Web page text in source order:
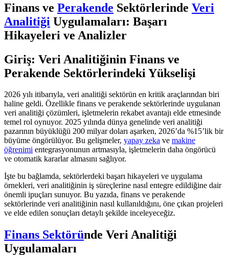
Finans ve Perakende Sektörlerinde Veri
Analitiği Uygulamaları: Başarı
Hikayeleri ve Analizler
Giriş: Veri Analitiğinin Finans ve
Perakende Sektörlerindeki Yükselişi
2026 yılı itibarıyla, veri analitiği sektörün en kritik araçlarından biri
haline geldi. Özellikle finans ve perakende sektörlerinde uygulanan
veri analitiği çözümleri, işletmelerin rekabet avantajı elde etmesinde
temel rol oynuyor. 2025 yılında dünya genelinde veri analitiği
pazarının büyüklüğü 200 milyar doları aşarken, 2026’da %15’lik bir
büyüme öngörülüyor. Bu gelişmeler, yapay zeka ve makine
öğrenimi entegrasyonunun artmasıyla, işletmelerin daha öngörücü
ve otomatik kararlar almasını sağlıyor.
İşte bu bağlamda, sektörlerdeki başarı hikayeleri ve uygulama
örnekleri, veri analitiğinin iş süreçlerine nasıl entegre edildiğine dair
önemli ipuçları sunuyor. Bu yazıda, finans ve perakende
sektörlerinde veri analitiğinin nasıl kullanıldığını, öne çıkan projeleri
ve elde edilen sonuçları detaylı şekilde inceleyeceğiz.
Finans Sektöründe Veri Analitiği
Uygulamaları